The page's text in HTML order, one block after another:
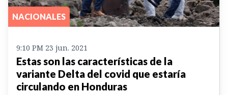
NACIONALES
9:10 PM 23 jun. 2021
Estas son las características de la
variante Delta del covid que estaría
circulando en Honduras